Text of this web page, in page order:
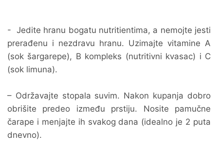
- Jedite hranu bogatu nutritientima, a nemojte jesti
prerađenu i nezdravu hranu. Uzimajte vitamine A
(sok šargarepe), B kompleks (nutritivni kvasac) i C
(sok limuna).
– Održavajte stopala suvim. Nakon kupanja dobro
obrišite predeo između prstiju. Nosite pamučne
čarape i menjajte ih svakog dana (idealno je 2 puta
dnevno).